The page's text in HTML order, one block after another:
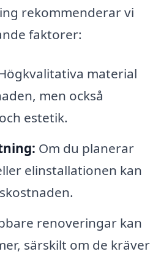
rekommenderar vi
faktorer:
material
men också
estetik.
Om du planerar
elinstallationen kan
renoveringar kan
särskilt om de kräver